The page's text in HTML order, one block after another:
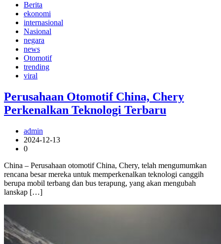
Berita
ekonomi
internasional
Nasional
negara
news
Otomotif
trending
viral
Perusahaan Otomotif China, Chery
Perkenalkan Teknologi Terbaru
admin
2024-12-13
0
China – Perusahaan otomotif China, Chery, telah mengumumkan
rencana besar mereka untuk memperkenalkan teknologi canggih
berupa mobil terbang dan bus terapung, yang akan mengubah
lanskap […]